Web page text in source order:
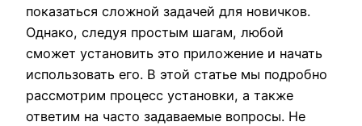
показаться сложной задачей для новичков.
Однако, следуя простым шагам, любой
сможет установить это приложение и начать
использовать его. В этой статье мы подробно
рассмотрим процесс установки, а также
ответим на часто задаваемые вопросы. Не